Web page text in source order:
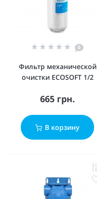
0
Фильтр механической
очистки ECOSOFT 1/2
665 грн.
В корзину